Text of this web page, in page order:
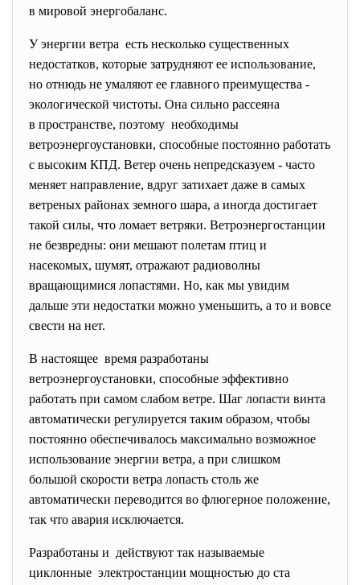
в мировой энергобаланс.
У энергии ветра есть несколько существенных
недостатков, которые затрудняют ее использование,
но отнюдь не умаляют ее главного преимущества -
экологической чистоты. Она сильно рассеяна
в пространстве, поэтому необходимы
ветроэнергоустановки, способные постоянно работать
с высоким КПД. Ветер очень непредсказуем - часто
меняет направление, вдруг затихает даже в самых
ветреных районах земного шара, а иногда достигает
такой силы, что ломает ветряки. Ветроэнергостанции
не безвредны: они мешают полетам птиц и
насекомых, шумят, отражают радиоволны
вращающимися лопастями. Но, как мы увидим
дальше эти недостатки можно уменьшить, а то и вовсе
свести на нет.
В настоящее время разработаны
ветроэнергоустановки, способные эффективно
работать при самом слабом ветре. Шаг лопасти винта
автоматически регулируется таким образом, чтобы
постоянно обеспечивалось максимально возможное
использование энергии ветра, а при слишком
большой скорости ветра лопасть столь же
автоматически переводится во флюгерное положение,
так что авария исключается.
Разработаны и действуют так называемые
циклонные электростанции мощностью до ста